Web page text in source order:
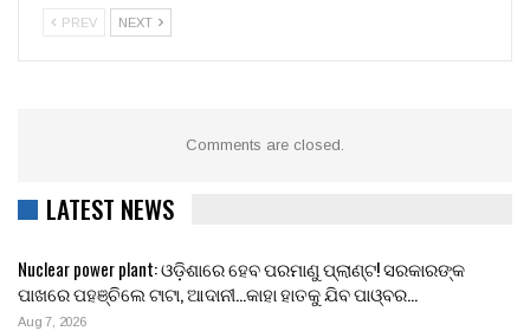
PREV NEXT
Comments are closed.
LATEST NEWS
Nuclear power plant: ଓଡ଼ିଶାରେ ହେବ ପରମାଣୁ ପ୍ଲାଣ୍ଟ! ସରକାରଙ୍କ
ପାଖରେ ପହଞ୍ଚିଲେ ଟାଟା, ଆଦାନୀ…କାହା ହାତକୁ ଯିବ ପାଓ୍ବର…
Aug 7, 2026